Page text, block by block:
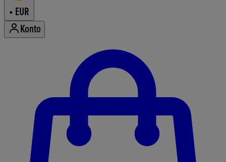
• EUR
Konto